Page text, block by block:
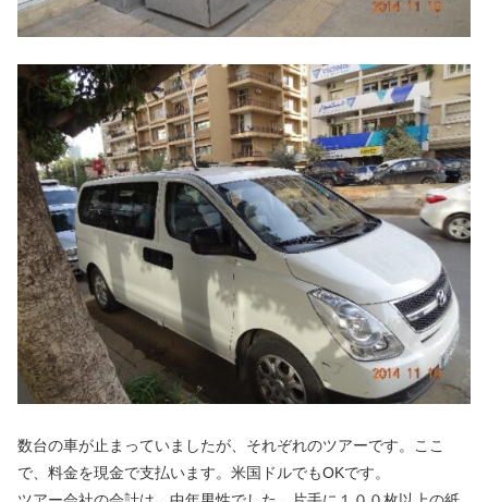
数台の車が止まっていましたが、それぞれのツアーです。ここ
で、料金を現金で支払います。米国ドルでもOKです。